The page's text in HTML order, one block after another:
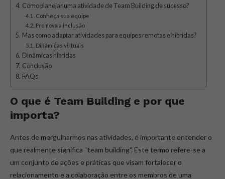
Como planejar uma atividade de Team Building de sucesso?
Conheça sua equipe
Promova a inclusão
Mas como adaptar atividades para equipes remotas e híbridas?
Dinâmicas virtuais
Dinâmicas híbridas
Conclusão
FAQs
O que é Team Building e por que
importa?
Antes de mergulharmos nas atividades, é importante entender o
que realmente significa “team building”. Este termo refere-se a
um conjunto de ações e práticas que visam fortalecer o
relacionamento e a colaboração entre os membros de uma